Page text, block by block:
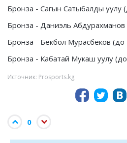
Бронза - Сагын Сатыбалды уулу
Бронза - Даниэль Абдурахманов
Бронза - Бекбол Мурасбеков (до
Бронза - Кабатай Мукаш уулу (до
Источник: Prosports.kg
0